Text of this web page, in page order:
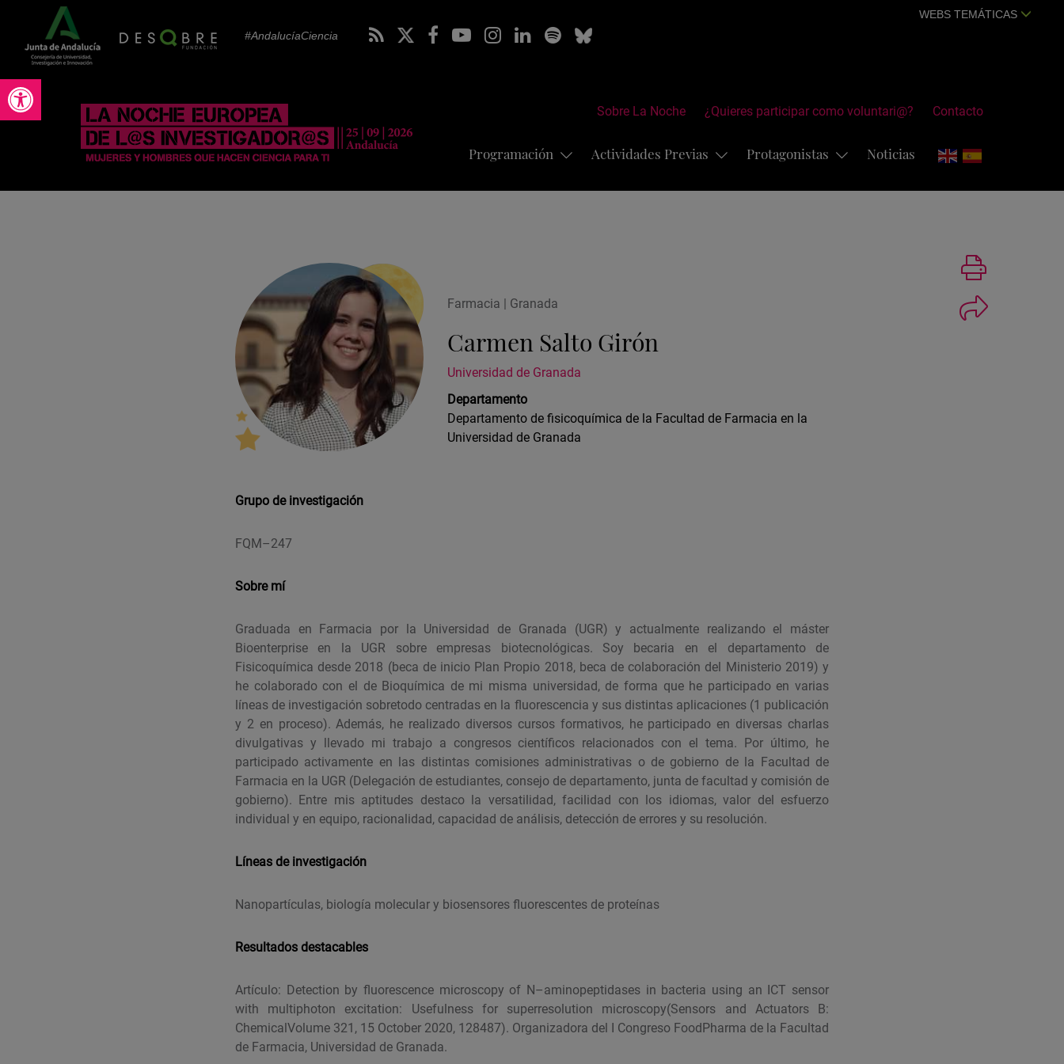
Abrir barra de herramientas
#AndalucíaCiencia
WEBS TEMÁTICAS
Sobre La Noche ¿Quieres participar como voluntari@? Contacto
Programación Actividades Previas Protagonistas Noticias
Farmacia | Granada
Carmen Salto Girón
Universidad de Granada
Departamento
Departamento de fisicoquímica de la Facultad de Farmacia en la
Universidad de Granada
Grupo de investigación
FQM–247
Sobre mí
Graduada en Farmacia por la Universidad de Granada (UGR) y actualmente realizando el máster
Bioenterprise en la UGR sobre empresas biotecnológicas. Soy becaria en el departamento de
Fisicoquímica desde 2018 (beca de inicio Plan Propio 2018, beca de colaboración del Ministerio 2019) y
he colaborado con el de Bioquímica de mi misma universidad, de forma que he participado en varias
líneas de investigación sobretodo centradas en la fluorescencia y sus distintas aplicaciones (1 publicación
y 2 en proceso). Además, he realizado diversos cursos formativos, he participado en diversas charlas
divulgativas y llevado mi trabajo a congresos científicos relacionados con el tema. Por último, he
participado activamente en las distintas comisiones administrativas o de gobierno de la Facultad de
Farmacia en la UGR (Delegación de estudiantes, consejo de departamento, junta de facultad y comisión de
gobierno). Entre mis aptitudes destaco la versatilidad, facilidad con los idiomas, valor del esfuerzo
individual y en equipo, racionalidad, capacidad de análisis, detección de errores y su resolución.
Líneas de investigación
Nanopartículas, biología molecular y biosensores fluorescentes de proteínas
Resultados destacables
Artículo: Detection by fluorescence microscopy of N–aminopeptidases in bacteria using an ICT sensor
with multiphoton excitation: Usefulness for superresolution microscopy(Sensors and Actuators B:
ChemicalVolume 321, 15 October 2020, 128487). Organizadora del I Congreso FoodPharma de la Facultad
de Farmacia, Universidad de Granada.